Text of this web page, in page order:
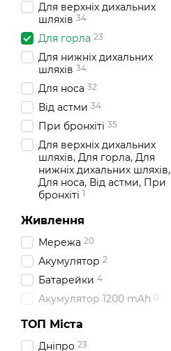
Для верхніх дихальних
шляхів 34
Для горла 23
Для нижніх дихальних
шляхів 34
Для носа 32
Від астми 34
При бронхіті 35
Для верхніх дихальних
шляхів, Для горла, Для
нижніх дихальних шляхів,
Для носа, Від астми, При
бронхіті 1
Живлення
Мережа 20
Акумулятор 2
Батарейки 4
Акумулятор 1200 mAh 0
ТОП Міста
Дніпро 23